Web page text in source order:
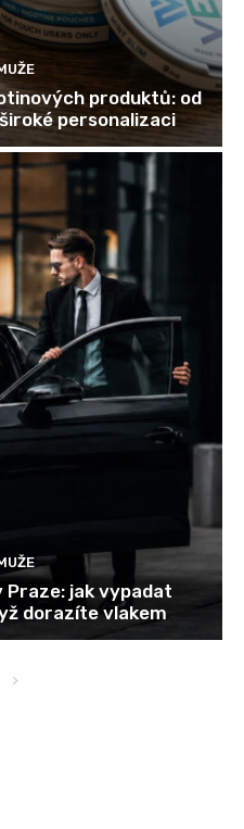
produktů: od
personalizaci
Praze: jak vypadat
dorazíte vlakem